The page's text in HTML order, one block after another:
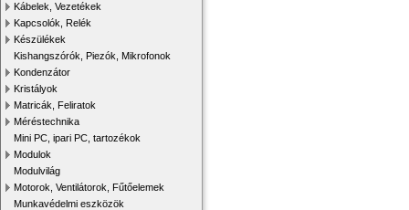
Kábelek, Vezetékek
Kapcsolók, Relék
Készülékek
Kishangszórók, Piezók, Mikrofonok
Kondenzátor
Kristályok
Matricák, Feliratok
Méréstechnika
Mini PC, ipari PC, tartozékok
Modulok
Modulvilág
Motorok, Ventilátorok, Fűtőelemek
Munkavédelmi eszközök